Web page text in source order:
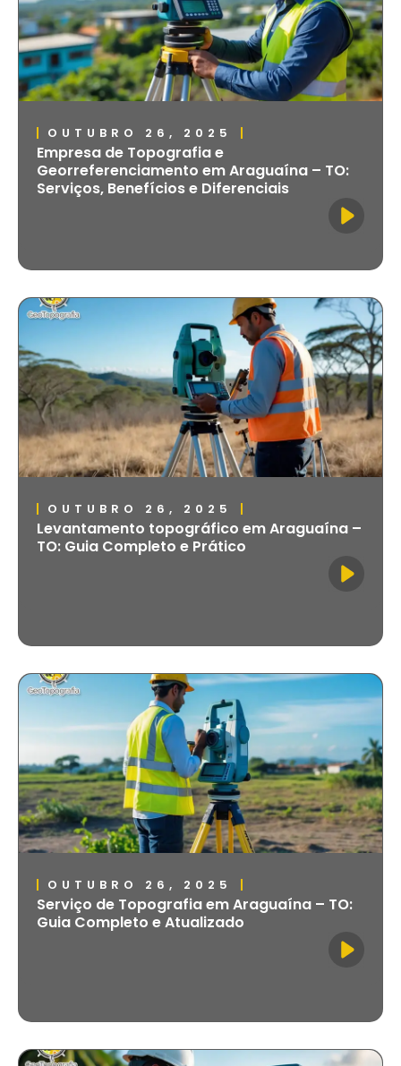
OUTUBRO 26, 2025
Empresa de Topografia e
Georreferenciamento em Araguaína – TO:
Serviços, Benefícios e Diferenciais
OUTUBRO 26, 2025
Levantamento topográfico em Araguaína –
TO: Guia Completo e Prático
OUTUBRO 26, 2025
Serviço de Topografia em Araguaína – TO:
Guia Completo e Atualizado